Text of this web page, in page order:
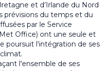
et d’Irlande du Nord
prévisions du temps et du
par le Service
Office) ont une seule et
poursuit l'intégration de ses
l'ensemble de ses